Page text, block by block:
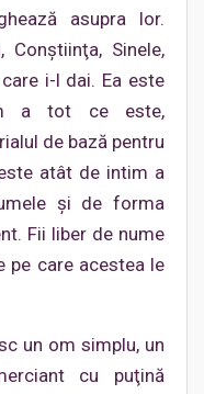
asupra lor.
Conştiinţa, Sinele,
i-l dai. Ea este
a tot ce este,
de bază pentru
atât de intim a
şi de forma
Fii liber de nume
care acestea le
un om simplu, un
cu puţină